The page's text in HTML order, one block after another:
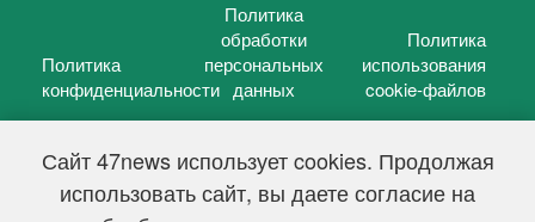
Сайт 47news использует cookies. Продолжая
использовать сайт, вы даете согласие на
Политика
конфиденциальности
Политика
обработки
персональных
данных
Политика
использования
cookie-файлов
47 новостей (47 news)2005 — 2026 г.